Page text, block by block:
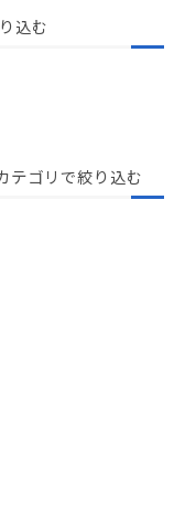
込む
テゴリで絞り込む